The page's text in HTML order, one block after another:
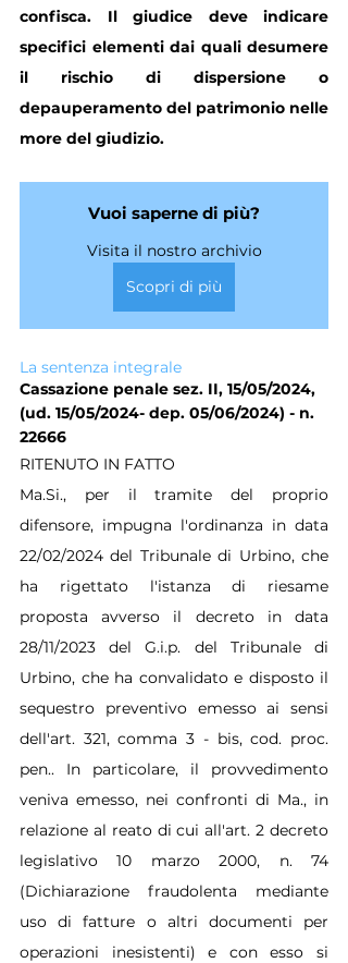
confisca. Il giudice deve indicare
specifici elementi dai quali desumere
il rischio di dispersione o
depauperamento del patrimonio nelle
more del giudizio.
Vuoi saperne di più?
Visita il nostro archivio
Scopri di più
La sentenza integrale
Cassazione penale sez. II, 15/05/2024,
(ud. 15/05/2024- dep. 05/06/2024) - n.
22666
RITENUTO IN FATTO
Ma.Si., per il tramite del proprio
difensore, impugna l'ordinanza in data
22/02/2024 del Tribunale di Urbino, che
ha rigettato l'istanza di riesame
proposta avverso il decreto in data
28/11/2023 del G.i.p. del Tribunale di
Urbino, che ha convalidato e disposto il
sequestro preventivo emesso ai sensi
dell'art. 321, comma 3 - bis, cod. proc.
pen.. In particolare, il provvedimento
veniva emesso, nei confronti di Ma., in
relazione al reato di cui all'art. 2 decreto
legislativo 10 marzo 2000, n. 74
(Dichiarazione fraudolenta mediante
uso di fatture o altri documenti per
operazioni inesistenti) e con esso si